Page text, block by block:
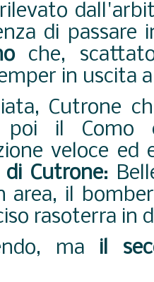
di passare
che,
in uscita
Cutrone
poi il
veloce ed
Cutrone:
area, il
rasoterra in
ma il